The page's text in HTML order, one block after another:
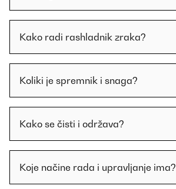
Kako radi rashladnik zraka?
Koliki je spremnik i snaga?
Kako se čisti i održava?
Koje načine rada i upravljanje ima?